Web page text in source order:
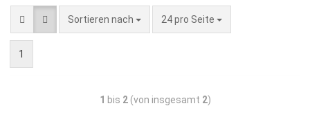
Sortieren nach 24 pro Seite
1
1 bis 2(von insgesamt 2)